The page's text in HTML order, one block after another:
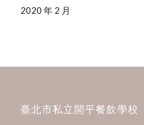
2020 年 2 月
臺北市私立開平餐飲學校